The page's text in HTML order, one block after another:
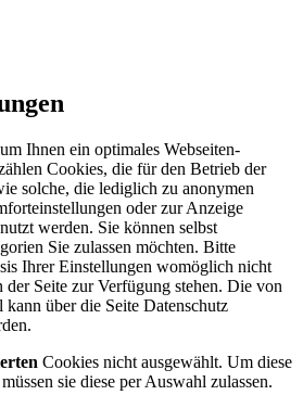
Ihnen ein optimales Webseiten-
Cookies, die für den Betrieb der
solche, die lediglich zu anonymen
oder zur Anzeige
werden. Sie können selbst
Sie zulassen möchten. Bitte
Ihrer Einstellungen womöglich nicht
Seite zur Verfügung stehen. Die von
über die Seite Datenschutz
Cookies nicht ausgewählt. Um diese
sie diese per Auswahl zulassen.